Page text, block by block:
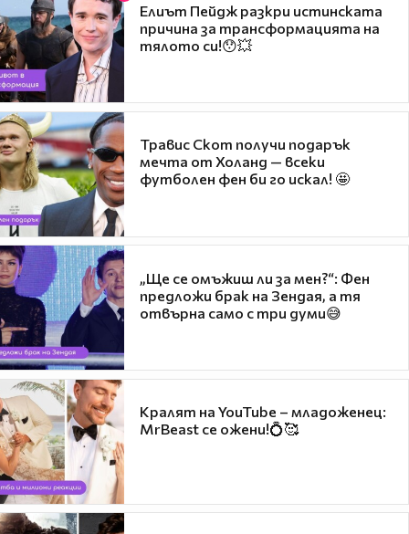
Елиът Пейдж разкри истинската
причина за трансформацията на
тялото си!😯💥
Травис Скот получи подарък
мечта от Холанд — всеки
футболен фен би го искал! 🤩
„Ще се омъжиш ли за мен?“: Фен
предложи брак на Зендая, а тя
отвърна само с три думи😅
Кралят на YouTube – младоженец:
MrBeast се ожени!💍🥰